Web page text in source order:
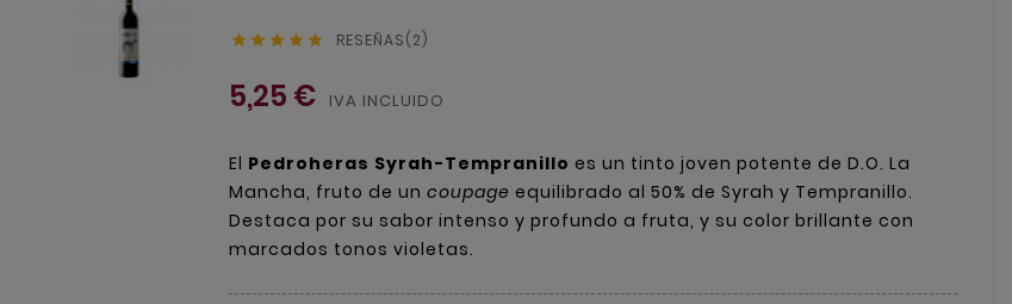
     RESEÑAS(2)
5,25 € IVA INCLUIDO
El Pedroheras Syrah-Tempranillo es un tinto joven potente de D.O. La
Mancha, fruto de un coupage equilibrado al 50% de Syrah y Tempranillo.
Destaca por su sabor intenso y profundo a fruta, y su color brillante con
marcados tonos violetas.